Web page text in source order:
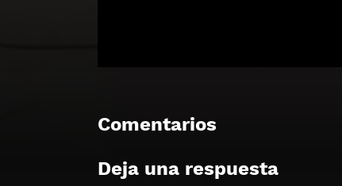
🔒 Acceso Requerido
Comentarios
Deja una respuesta